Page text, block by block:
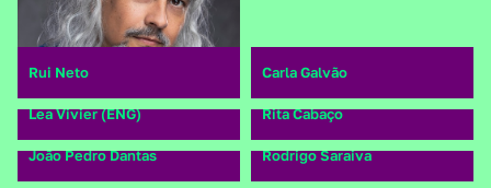
Rui Neto Carla Galvão
Lea Vivier (ENG) Rita Cabaço
João Pedro Dantas Rodrigo Saraiva